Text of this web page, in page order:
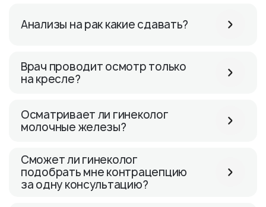
Анализы на рак какие сдавать?
Врач проводит осмотр только
на кресле?
Осматривает ли гинеколог
молочные железы?
Сможет ли гинеколог
подобрать мне контрацепцию
за одну консультацию?